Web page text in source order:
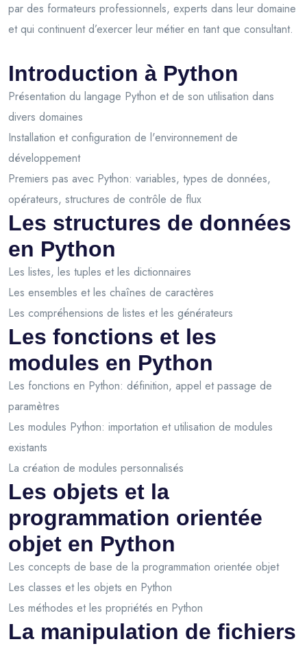
par des formateurs professionnels, experts dans leur domaine
et qui continuent d’exercer leur métier en tant que consultant.
Introduction à Python
Présentation du langage Python et de son utilisation dans
divers domaines
Installation et configuration de l'environnement de
développement
Premiers pas avec Python: variables, types de données,
opérateurs, structures de contrôle de flux
Les structures de données
en Python
Les listes, les tuples et les dictionnaires
Les ensembles et les chaînes de caractères
Les compréhensions de listes et les générateurs
Les fonctions et les
modules en Python
Les fonctions en Python: définition, appel et passage de
paramètres
Les modules Python: importation et utilisation de modules
existants
La création de modules personnalisés
Les objets et la
programmation orientée
objet en Python
Les concepts de base de la programmation orientée objet
Les classes et les objets en Python
Les méthodes et les propriétés en Python
La manipulation de fichiers